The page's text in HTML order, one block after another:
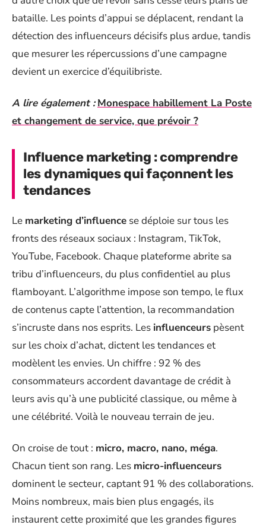
bataille. Les points d’appui se déplacent, rendant la
détection des influenceurs décisifs plus ardue, tandis
que mesurer les répercussions d’une campagne
devient un exercice d’équilibriste.
A lire également : Monespace habillement La Poste
et changement de service, que prévoir ?
Influence marketing : comprendre
les dynamiques qui façonnent les
tendances
Le marketing d’influence se déploie sur tous les
fronts des réseaux sociaux : Instagram, TikTok,
YouTube, Facebook. Chaque plateforme abrite sa
tribu d’influenceurs, du plus confidentiel au plus
flamboyant. L’algorithme impose son tempo, le flux
de contenus capte l’attention, la recommandation
s’incruste dans nos esprits. Les influenceurs pèsent
sur les choix d’achat, dictent les tendances et
modèlent les envies. Un chiffre : 92 % des
consommateurs accordent davantage de crédit à
leurs avis qu’à une publicité classique, ou même à
une célébrité. Voilà le nouveau terrain de jeu.
On croise de tout : micro, macro, nano, méga.
Chacun tient son rang. Les micro-influenceurs
dominent le secteur, captant 91 % des collaborations.
Moins nombreux, mais bien plus engagés, ils
instaurent cette proximité que les grandes figures